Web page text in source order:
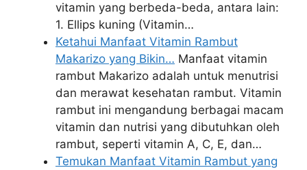
vitamin yang berbeda-beda, antara lain:
1. Ellips kuning (Vitamin…
Ketahui Manfaat Vitamin Rambut
Makarizo yang Bikin… Manfaat vitamin
rambut Makarizo adalah untuk menutrisi
dan merawat kesehatan rambut. Vitamin
rambut ini mengandung berbagai macam
vitamin dan nutrisi yang dibutuhkan oleh
rambut, seperti vitamin A, C, E, dan…
Temukan Manfaat Vitamin Rambut yang